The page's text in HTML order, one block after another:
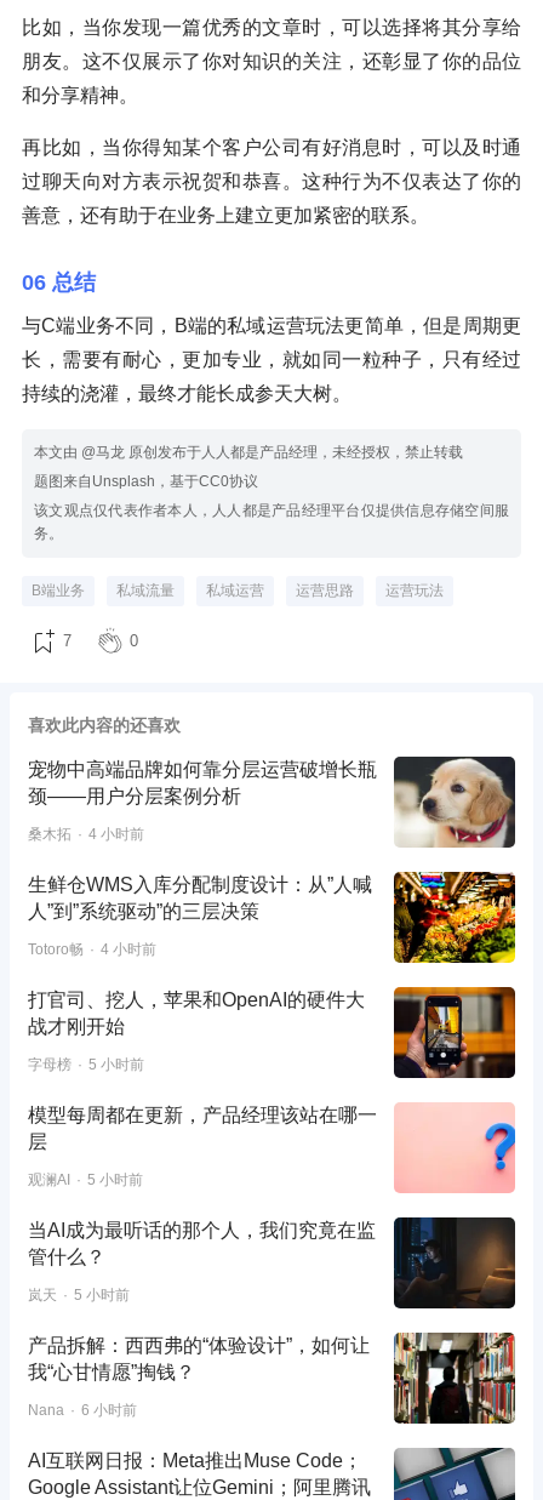
比如，当你发现一篇优秀的文章时，可以选择将其分享给
朋友。这不仅展示了你对知识的关注，还彰显了你的品位
和分享精神。
再比如，当你得知某个客户公司有好消息时，可以及时通
过聊天向对方表示祝贺和恭喜。这种行为不仅表达了你的
善意，还有助于在业务上建立更加紧密的联系。
06 总结
与C端业务不同，B端的私域运营玩法更简单，但是周期更
长，需要有耐心，更加专业，就如同一粒种子，只有经过
持续的浇灌，最终才能长成参天大树。
本文由 @马龙 原创发布于人人都是产品经理，未经授权，禁止转载
题图来自Unsplash，基于CC0协议
该文观点仅代表作者本人，人人都是产品经理平台仅提供信息存储空间服
务。
B端业务 私域流量 私域运营 运营思路 运营玩法
7 0
喜欢此内容的还喜欢
宠物中高端品牌如何靠分层运营破增长瓶
颈——用户分层案例分析
桑木拓 4 小时前
生鲜仓WMS入库分配制度设计：从”人喊
人”到”系统驱动”的三层决策
Totoro畅 4 小时前
打官司、挖人，苹果和OpenAI的硬件大
战才刚开始
字母榜 5 小时前
模型每周都在更新，产品经理该站在哪一
层
观澜AI 5 小时前
当AI成为最听话的那个人，我们究竟在监
管什么？
岚天 5 小时前
产品拆解：西西弗的“体验设计”，如何让
我“心甘情愿”掏钱？
Nana 6 小时前
AI互联网日报：Meta推出Muse Code；
Google Assistant让位Gemini；阿里腾讯